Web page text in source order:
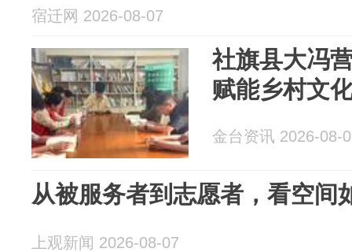
宿迁网 2026-08-07
社旗县大冯
赋能乡村文
金台资讯 2026-08-
从被服务者到志愿者，看空间
上观新闻 2026-08-07